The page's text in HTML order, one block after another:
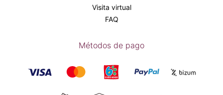
Visita virtual
FAQ
Métodos de pago